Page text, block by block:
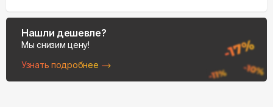
Нашли дешевле?
Мы снизим цену!
Узнать подробнее